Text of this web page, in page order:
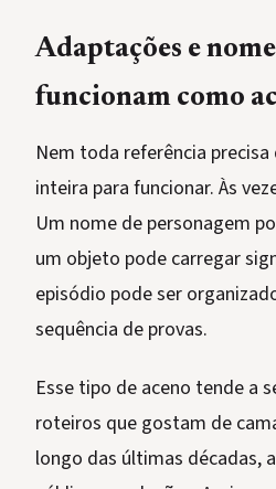
Adaptações e
funcionam como
Nem toda referência
inteira para funcionar. Às
Um nome de personagem
um objeto pode carregar
episódio pode ser
sequência de provas.
Esse tipo de aceno tende a
roteiros que gostam de
longo das últimas décadas,